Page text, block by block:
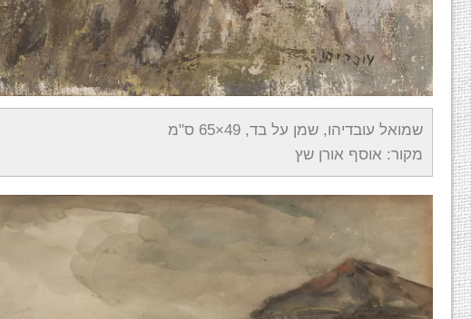
שמואל עובדיהו, שמן על בד, 49×65 ס"מ
מקור: אוסף אורן שץ